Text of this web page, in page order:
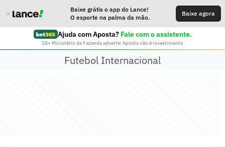
Baixe grátis o app do Lance!
O esporte na palma da mão.
Baixe agora
Ajuda com Aposta? Fale com o assistente.
18+ Ministério da Fazenda adverte: Aposta não é investimento
Futebol Internacional